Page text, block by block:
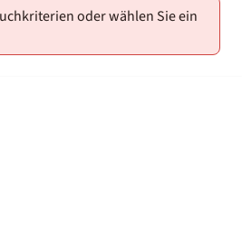
oder wählen Sie ein